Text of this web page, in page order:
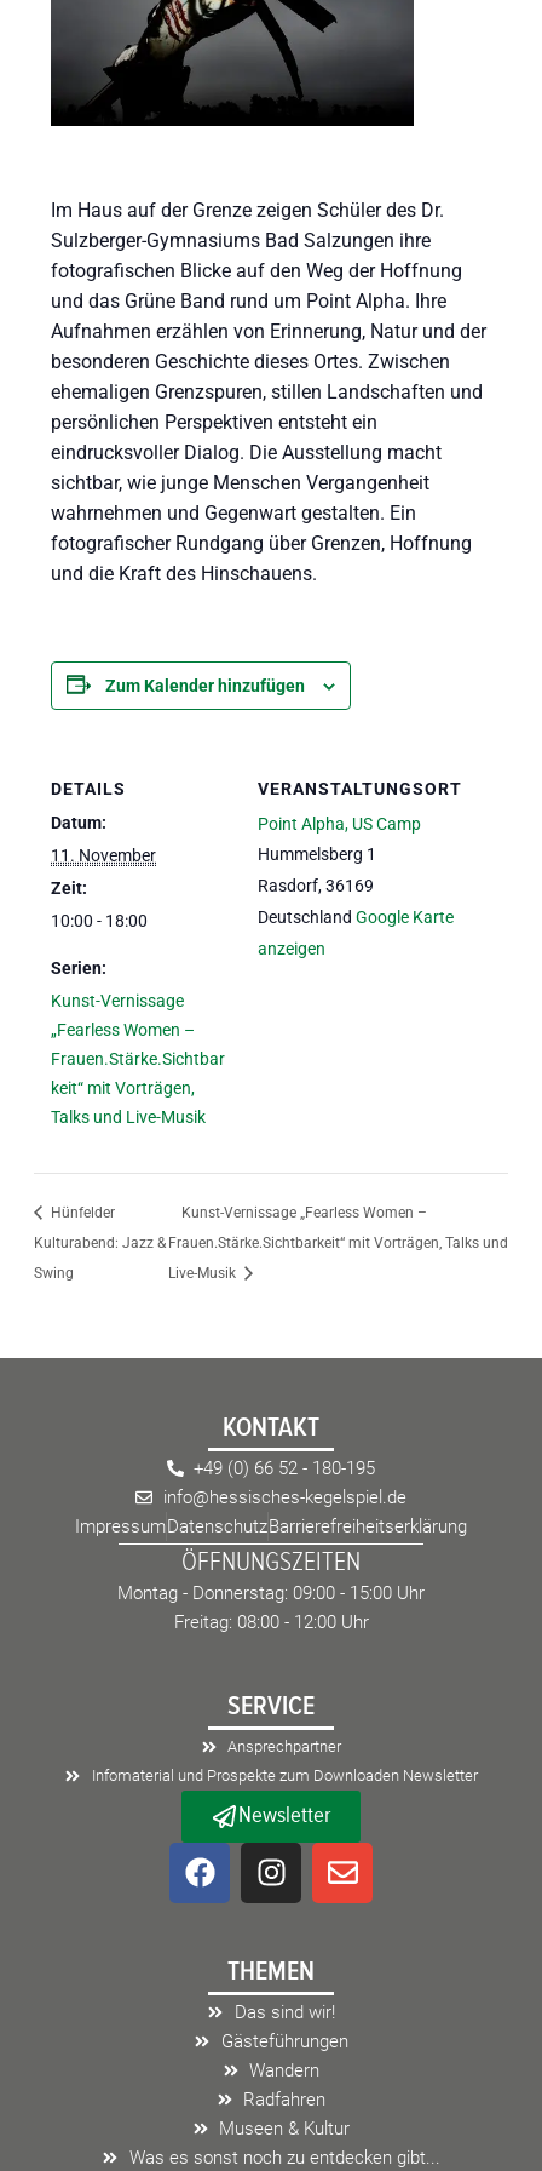
Im Haus auf der Grenze zeigen Schüler des Dr.
Sulzberger-Gymnasiums Bad Salzungen ihre
fotografischen Blicke auf den Weg der Hoffnung
und das Grüne Band rund um Point Alpha. Ihre
Aufnahmen erzählen von Erinnerung, Natur und der
besonderen Geschichte dieses Ortes. Zwischen
ehemaligen Grenzspuren, stillen Landschaften und
persönlichen Perspektiven entsteht ein
eindrucksvoller Dialog. Die Ausstellung macht
sichtbar, wie junge Menschen Vergangenheit
wahrnehmen und Gegenwart gestalten. Ein
fotografischer Rundgang über Grenzen, Hoffnung
und die Kraft des Hinschauens.
Zum Kalender hinzufügen
DETAILS
Datum:
11. November
Zeit:
10:00 - 18:00
Serien:
Kunst-Vernissage
„Fearless Women –
Frauen.Stärke.Sichtbar
keit“ mit Vorträgen,
Talks und Live-Musik
VERANSTALTUNGSORT
Point Alpha, US Camp
Hummelsberg 1
Rasdorf, 36169
Deutschland Google Karte
anzeigen
Hünfelder
Kulturabend: Jazz &
Swing
Kunst-Vernissage „Fearless Women –
Frauen.Stärke.Sichtbarkeit“ mit Vorträgen, Talks und
Live-Musik
KONTAKT
+49 (0) 66 52 - 180-195
info@hessisches-kegelspiel.de
ImpressumDatenschutzBarrierefreiheitserklärung
ÖFFNUNGSZEITEN
Montag - Donnerstag: 09:00 - 15:00 Uhr
Freitag: 08:00 - 12:00 Uhr
SERVICE
Ansprechpartner
Infomaterial und Prospekte zum Downloaden Newsletter
Newsletter
F
a
o
o
I
n
a
g
r
a
m
E
n
p
THEMEN
Das sind wir!
Gästeführungen
Wandern
Radfahren
Museen & Kultur
Was es sonst noch zu entdecken gibt...